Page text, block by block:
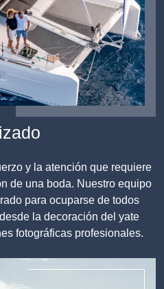
y la atención que requiere
de una boda. Nuestro equipo
para ocuparse de todos
la decoración del yate
fotográficas profesionales.